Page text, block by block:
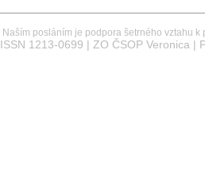
Naším posláním je podpora šetrného vztahu
ISSN 1213-0699 | ZO ČSOP Veronica |